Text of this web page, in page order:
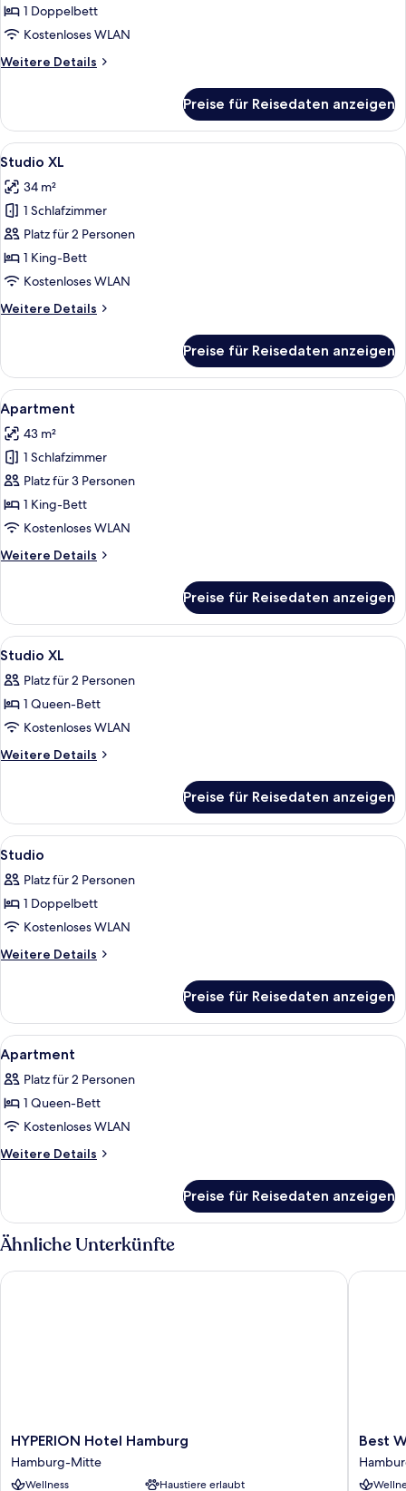
1 Doppelbett
Kostenloses WLAN
Weitere Details
Weitere
Preise für Reisedaten anzeigen
Alle
Fotos
für
Studio
XL
anzeigen
Ein modernes Hotelzimmer mit
7
Studio XL
34 m²
1 Schlafzimmer
Platz für 2 Personen
1 King-Bett
Kostenloses WLAN
Weitere Details
Weitere
XL
Preise für Reisedaten anzeigen
Alle
Fotos
für
Apartment
anzeigen
Ein modernes Schlafzimmer mit
8
Apartment
43 m²
1 Schlafzimmer
Platz für 3 Personen
1 King-Bett
Kostenloses WLAN
Weitere Details
Weitere
Preise für Reisedaten anzeigen
Alle
Fotos
für
Studio
XL
anzeigen
Schreibtisch, kostenloses WLAN,
7
Studio XL
Platz für 2 Personen
1 Queen-Bett
Kostenloses WLAN
Weitere Details
Weitere
XL
Preise für Reisedaten anzeigen
Alle
Fotos
für
Studio
anzeigen
Schreibtisch, kostenloses WLAN,
5
Studio
Platz für 2 Personen
1 Doppelbett
Kostenloses WLAN
Weitere Details
Weitere
Preise für Reisedaten anzeigen
Alle
Fotos
für
Apartment
anzeigen
Schreibtisch, kostenloses WLAN,
8
Apartment
Platz für 2 Personen
1 Queen-Bett
Kostenloses WLAN
Weitere Details
Weitere
Preise für Reisedaten anzeigen
Ähnliche Unterkünfte
HYPERION
Hotel
Hamburg
Hamburg-
HYPERION Hotel Hamburg
Hamburg-Mitte
Wellness Haustiere erlaubt
HYPERION Hotel Hamburg
Best
Western
Plus
Hotel
Best
Best